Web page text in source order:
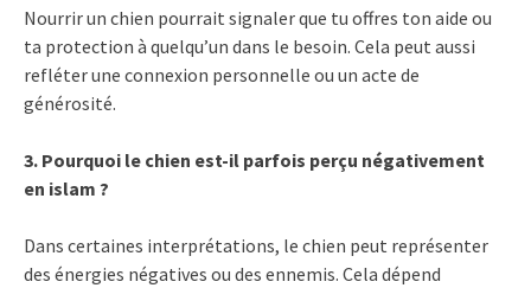
Nourrir un chien pourrait signaler que tu offres ton aide ou
ta protection à quelqu’un dans le besoin. Cela peut aussi
refléter une connexion personnelle ou un acte de
générosité.
3. Pourquoi le chien est-il parfois perçu négativement
en islam ?
Dans certaines interprétations, le chien peut représenter
des énergies négatives ou des ennemis. Cela dépend